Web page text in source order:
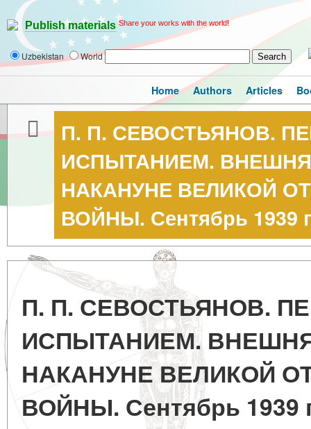
Publish materials Share your works with the world!
Uzbekistan World
Home Authors Articles
П. П. СЕВОСТЬЯНОВ.
ИСПЫТАНИЕМ.
НАКАНУНЕ ВЕЛИКОЙ
ВОЙНЫ. Сентябрь 1939
П. П. СЕВОСТЬЯНОВ.
ИСПЫТАНИЕМ.
НАКАНУНЕ ВЕЛИКОЙ
ВОЙНЫ. Сентябрь 1939